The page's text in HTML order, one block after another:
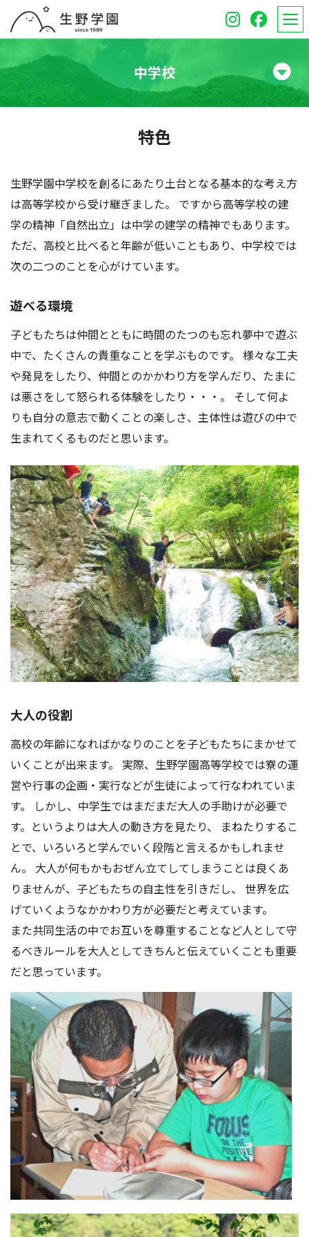
学校紹介
中学校
オープンスクール
保護者のみなさんへ
中学校
特色
生野学園中学校を創るにあたり土台となる基本的な考え方
は高等学校から受け継ぎました。 ですから高等学校の建
学の精神「自然出立」は中学の建学の精神でもあります。
ただ、高校と比べると年齢が低いこともあり、中学校では
次の二つのことを心がけています。
遊べる環境
子どもたちは仲間とともに時間のたつのも忘れ夢中で遊ぶ
中で、たくさんの貴重なことを学ぶものです。 様々な工夫
や発見をしたり、仲間とのかかわり方を学んだり、たまに
は悪さをして怒られる体験をしたり・・・。 そして何よ
りも自分の意志で動くことの楽しさ、主体性は遊びの中で
生まれてくるものだと思います。
大人の役割
高校の年齢になればかなりのことを子どもたちにまかせて
いくことが出来ます。 実際、生野学園高等学校では寮の運
営や行事の企画・実行などが生徒によって行なわれていま
す。 しかし、中学生ではまだまだ大人の手助けが必要で
す。というよりは大人の動き方を見たり、 まねたりするこ
とで、いろいろと学んでいく段階と言えるかもしれませ
ん。 大人が何もかもおぜん立てしてしまうことは良くあ
りませんが、子どもたちの自主性を引きだし、 世界を広
げていくようなかかわり方が必要だと考えています。
また共同生活の中でお互いを尊重することなど人として守
るべきルールを大人としてきちんと伝えていくことも重要
だと思っています。